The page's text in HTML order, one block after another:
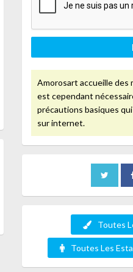
Amorosart accueille des
est cependant
précautions basiques
sur internet.
Toutes
Toutes Les